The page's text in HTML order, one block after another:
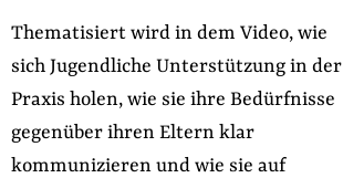
Thematisiert wird in dem Video, wie
sich Jugendliche Unterstützung in der
Praxis holen, wie sie ihre Bedürfnisse
gegenüber ihren Eltern klar
kommunizieren und wie sie auf